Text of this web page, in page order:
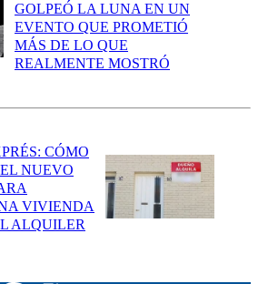
GOLPEÓ LA LUNA EN UN
EVENTO QUE PROMETIÓ
MÁS DE LO QUE
REALMENTE MOSTRÓ
CÓMO
NUEVO
VIVIENDA
ALQUILER